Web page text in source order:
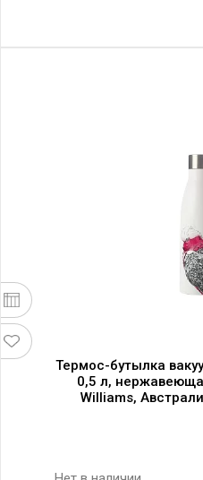
Термос-бутылка
0,5 л,
Williams,